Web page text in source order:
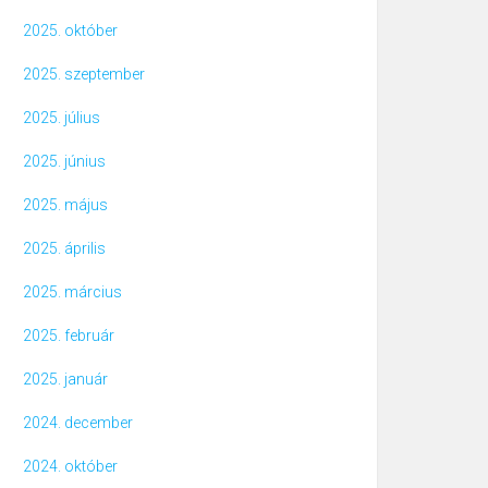
2025. október
2025. szeptember
2025. július
2025. június
2025. május
2025. április
2025. március
2025. február
2025. január
2024. december
2024. október